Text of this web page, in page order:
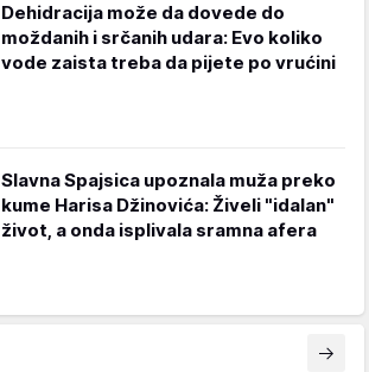
Dehidracija može da dovede do
moždanih i srčanih udara: Evo koliko
vode zaista treba da pijete po vrućini
Slavna Spajsica upoznala muža preko
kume Harisa Džinovića: Živeli "idalan"
život, a onda isplivala sramna afera